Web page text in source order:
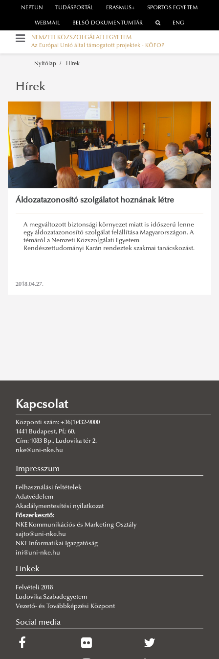
WEBMAIL
NEPTUN TUDÁSPORTÁL ERASMUS+ SPORTOS EGYETEM
BELSŐ DOKUMENTUMTÁR ENG
NEMZETI KÖZSZOLGÁLATI EGYETEM
Az Európai Unió által támogatott projektek - KÖFOP
Nyitólap Hírek
SZŰRÉS TÖRLÉSE
Hírek
Áldozatazonosító szolgálatot hoznának létre
A megváltozott biztonsági környezet miatt is időszerű lenne
egy áldozatazonosító szolgálat felállítása Magyarországon. A
témáról a Nemzeti Közszolgálati Egyetem
Rendészettudományi Karán rendeztek szakmai tanácskozást.
2018.04.27.
Kapcsolat
Központi szám: +36(1)432-9000
1441 Budapest, Pf.: 60.
Cím: 1083 Bp., Ludovika tér 2.
nke@uni-nke.hu
Impresszum
Felhasználási feltételek
Adatvédelem
Akadálymentesítési nyilatkozat
Főszerkesztő:
NKE Kommunikációs és Marketing Osztály
sajto@uni-nke.hu
NKE Informatikai Igazgatóság
ini@uni-nke.hu
Linkek
Felvételi 2018
Ludovika Szabadegyetem
Vezető- és Továbbképzési Központ
Social media